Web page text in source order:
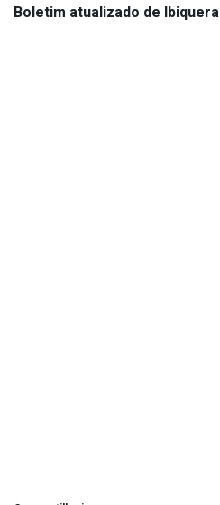
Boletim atualizado de Ibiquera